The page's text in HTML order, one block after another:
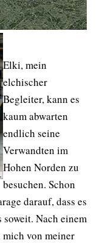
Elki, mein
elchischer
Begleiter, kann es
kaum abwarten
endlich seine
Verwandten im
Hohen Norden zu
besuchen. Schon
darauf, dass es
Nach einem
von meiner